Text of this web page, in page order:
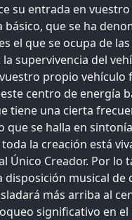
su entrada en
básico, que se ha
el que se ocupa de
supervivencia del
propio vehículo
centro de energía
tiene una cierta
que se halla en
la creación está
Único Creador. Por lo
disposición musical
más arriba al
significativo en